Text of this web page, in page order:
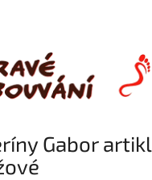
Gabor artikl